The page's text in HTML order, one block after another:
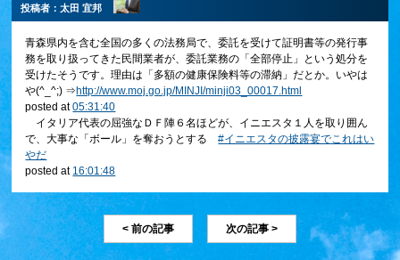
投稿者：太田 宜邦
青森県内を含む全国の多くの法務局で、委託を受けて証明書等の発行事
務を取り扱ってきた民間業者が、委託業務の「全部停止」という処分を
受けたそうです。理由は「多額の健康保険料等の滞納」だとか。いやは
や(^_^;) ⇒http://www.moj.go.jp/MINJI/minji03_00017.html
posted at05:31:40
イタリア代表の屈強なＤＦ陣６名ほどが、イニエスタ１人を取り囲ん
で、大事な「ボール」を奪おうとする#イニエスタの披露宴でこれはい
やだ
posted at 16:01:48
< 前の記事 次の記事 >